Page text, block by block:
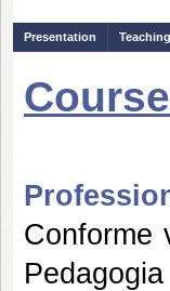
Presentation Teaching
Conforme